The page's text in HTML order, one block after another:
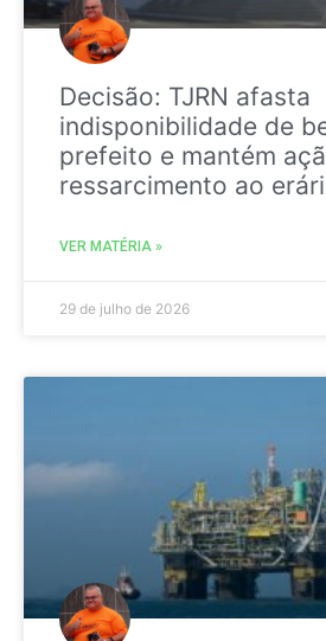
Decisão: TJRN afasta
indisponibilidade de
prefeito e mantém
ressarcimento ao
VER MATÉRIA »
29 de julho de 2026